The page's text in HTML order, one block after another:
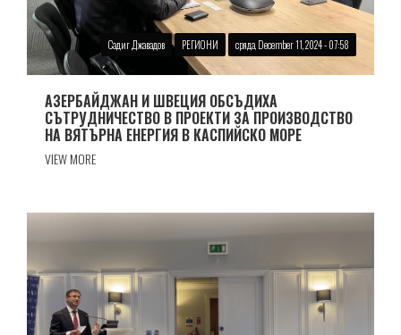
Садиг Джавадов РЕГИОНИ сряда, December 11, 2024 - 07:58
АЗЕРБАЙДЖАН И ШВЕЦИЯ ОБСЪДИХА
СЪТРУДНИЧЕСТВО В ПРОЕКТИ ЗА ПРОИЗВОДСТВО
НА ВЯТЪРНА ЕНЕРГИЯ В КАСПИЙСКО МОРЕ
VIEW MORE